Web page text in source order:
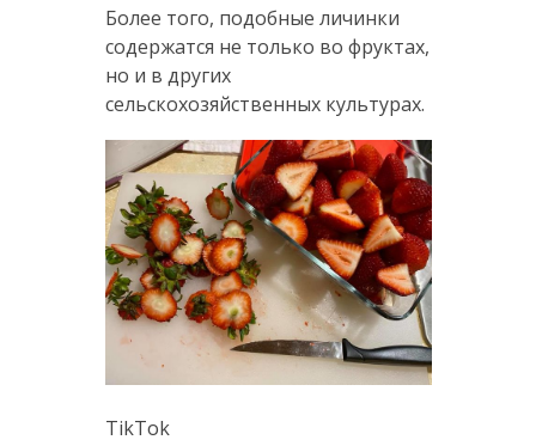
Более того, подобные личинки
содержатся не только во фруктах,
но и в других
сельскохозяйственных культурах.
TikTok